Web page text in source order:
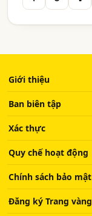
Giới thiệu
Ban biên tập
Xác thực
Quy chế hoạt động
Chính sách bảo mật
Đăng ký Trang vàng